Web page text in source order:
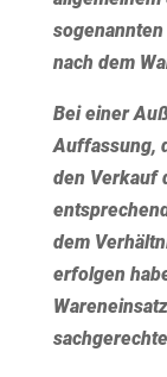
nach dem
Bei einer
Auffassung,
den Verkauf
dem
erfolgen